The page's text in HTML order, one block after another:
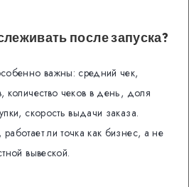
после запуска?
важны: средний чек,
количество чеков в день, доля
скорость выдачи заказа.
ли точка как бизнес, а не
вывеской.